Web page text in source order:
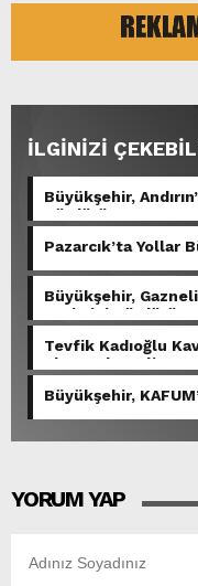
İLGİNİZİ
Büyükşehir,
Sürdürüyor.
Pazarcık’ta Yollar
Büyükşehir,
Serimini Sürdürüyor.
Tevfik Kadıoğlu
Akıcı Hale Geliyor.
Büyükşehir,
YORUM YAP